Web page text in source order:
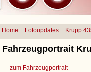
Home Fotoupdates Krupp
Fahrzeugportrait
zum Fahrzeugportrait